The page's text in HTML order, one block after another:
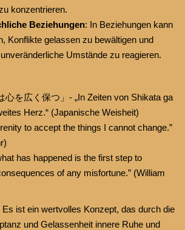
konzentrieren.
Beziehungen: In Beziehungen kann
Konflikte gelassen zu bewältigen und
Umstände zu reagieren.
心を広く保つ」- „In Zeiten von Shikata ga
Herz.“ (Japanische Weisheit)
to accept the things I cannot change.”
has happened is the first step to
of any misfortune.” (William
Es ist ein wertvolles Konzept, das durch die
und Gelassenheit innere Ruhe und